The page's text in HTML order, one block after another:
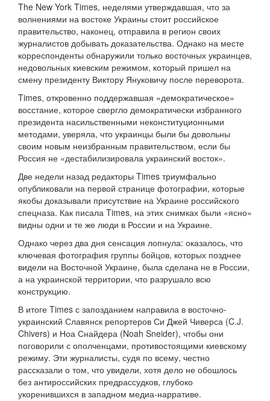
The New York Times, неделями утверждавшая, что за
волнениями на востоке Украины стоит российское
правительство, наконец, отправила в регион своих
журналистов добывать доказательства. Однако на месте
корреспонденты обнаружили только восточных украинцев,
недовольных киевским режимом, который пришел на
смену президенту Виктору Януковичу после переворота.
Times, откровенно поддержавшая «демократическое»
восстание, которое свергло демократически избранного
президента насильственными неконституционными
методами, уверяла, что украинцы были бы довольны
своим новым неизбранным правительством, если бы
Россия не «дестабилизировала украинский восток».
Две недели назад редакторы Times триумфально
опубликовали на первой странице фотографии, которые
якобы доказывали присутствие на Украине российского
спецназа. Как писала Times, на этих снимках были «ясно»
видны одни и те же люди в России и на Украине.
Однако через два дня сенсация лопнула: оказалось, что
ключевая фотография группы бойцов, которых позднее
видели на Восточной Украине, была сделана не в России,
а на украинской территории, что разрушало всю
конструкцию.
В итоге Times с запозданием направила в восточно-
украинский Славянск репортеров Си Джей Чиверса (C.J.
Chivers) и Ноа Снайдера (Noah Sneider), чтобы они
поговорили с ополченцами, противостоящими киевскому
режиму. Эти журналисты, судя по всему, честно
рассказали о том, что увидели, хотя дело не обошлось
без антироссийских предрассудков, глубоко
укоренившихся в западном медиа-нарративе.